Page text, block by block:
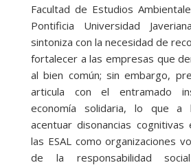
Facultad de Estudios
Pontificia Universidad
sintoniza con la necesidad de
fortalecer a las empresas que
al bien común; sin embargo,
articula con el entramado
economía solidaria, lo que a
acentuar disonancias
las ESAL como organizaciones
de la responsabilidad